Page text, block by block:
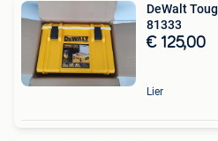
DeWalt
81333
€ 125,00
Lier